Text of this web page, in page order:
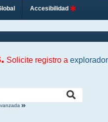
Accesibilidad
Solicite registro a